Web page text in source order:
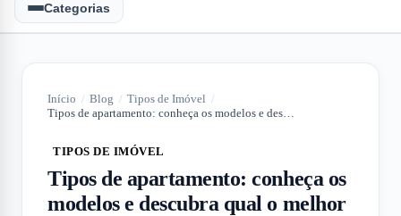
Categorias
Início / Blog / Tipos de Imóvel /
Tipos de apartamento: conheça os modelos e descubra qual o melhor para você
TIPOS DE IMÓVEL
Tipos de apartamento: conheça os
modelos e descubra qual o melhor